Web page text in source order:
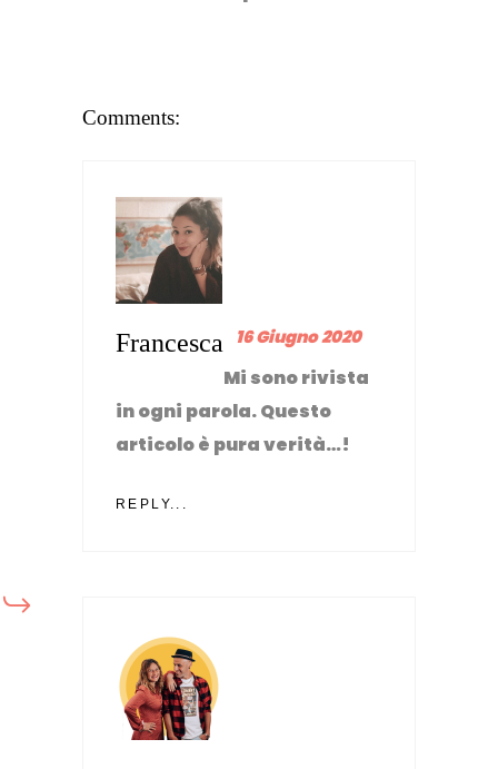
Comments:
Francesca 16 Giugno 2020
Mi sono rivista
in ogni parola. Questo
articolo è pura verità…!
REPLY...